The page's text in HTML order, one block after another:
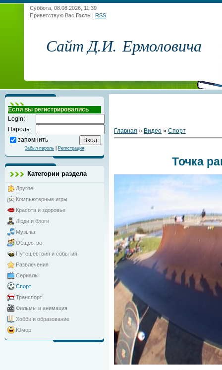
Суббота, 08.08.2026, 11:39
Приветствую Вас Гость | RSS
Сайт Д.И. Ермоловича
Если вы регистрировались
Login:
Пароль:
запомнить
Забыл пароль Регистрация
Категории раздела
Другое
Компьютерные игры
Красота и здоровье
Люди и блоги
Музыка
Общество
Путешествия и события
Развлечения
Сериалы
Спорт
Транспорт
Фильмы и анимация
Хобби и образование
Юмор
Главная » Видео » Спорт
Точка